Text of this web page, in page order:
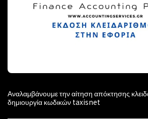
Αναλαμβάνουμε την αίτηση απόκτησης
δημιουργία κωδικών taxisnet